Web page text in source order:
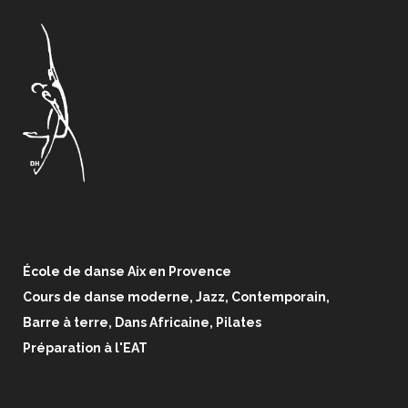
École de danse Aix en Provence
Cours de danse moderne, Jazz, Contemporain,
Barre à terre, Dans Africaine, Pilates
Préparation à l'EAT